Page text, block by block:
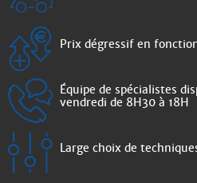
Prix dégressif en
Équipe de spécialistes
vendredi de 8H30 à 18H
Large choix de